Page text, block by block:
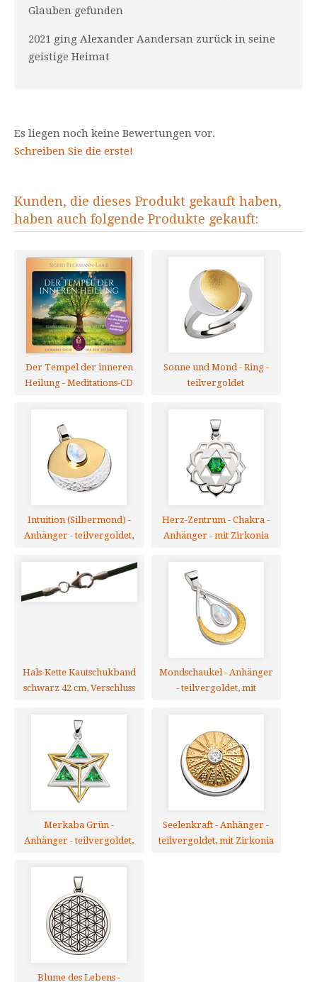
Glauben gefunden
2021 ging Alexander Aandersan zurück in seine
geistige Heimat
Es liegen noch keine Bewertungen vor.
Schreiben Sie die erste!
Kunden, die dieses Produkt gekauft haben,
haben auch folgende Produkte gekauft:
Der Tempel der inneren
Heilung - Meditations-CD
Sonne und Mond - Ring -
teilvergoldet
Intuition (Silbermond) -
Anhänger - teilvergoldet,
Herz-Zentrum - Chakra -
Anhänger - mit Zirkonia
Hals-Kette Kautschukband
schwarz 42 cm, Verschluss
Mondschaukel - Anhänger
- teilvergoldet, mit
Merkaba Grün -
Anhänger - teilvergoldet,
Seelenkraft - Anhänger -
teilvergoldet, mit Zirkonia
Blume des Lebens -